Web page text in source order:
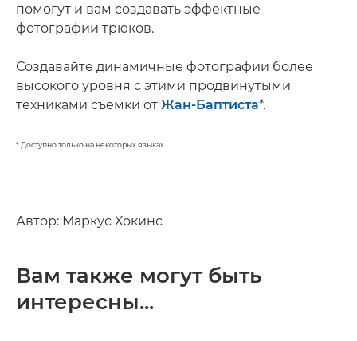
помогут и вам создавать эффектные
фотографии трюков.
Создавайте динамичные фотографии более
высокого уровня с этими продвинутыми
техниками съемки от Жан-Баптиста*.
* Доступно только на некоторых языках.
Автор: Маркус Хокинс
Вам также могут быть
интересны...